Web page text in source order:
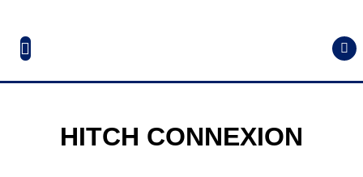
HITCH CONNEXION